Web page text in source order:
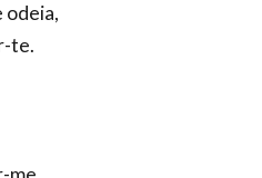
odeia,
te.